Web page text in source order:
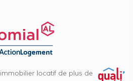
locatif de plus de